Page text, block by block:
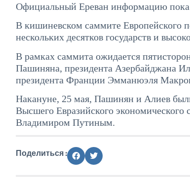
Официальный Ереван информацию
В кишиневском саммите Европейского
нескольких десятков государств и
В рамках саммита ожидается
Пашиняна, президента Азербайджана
президента Франции Эмманюэля
Накануне, 25 мая, Пашинян и Алиев
Высшего Евразийского экономического
Владимиром Путиным.
Поделиться :